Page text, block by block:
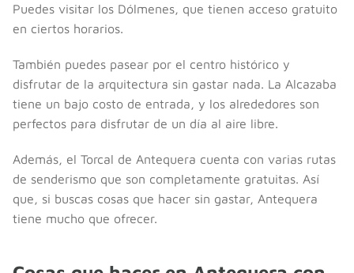
Puedes visitar los Dólmenes, que tienen acceso gratuito
en ciertos horarios.
También puedes pasear por el centro histórico y
disfrutar de la arquitectura sin gastar nada. La Alcazaba
tiene un bajo costo de entrada, y los alrededores son
perfectos para disfrutar de un día al aire libre.
Además, el Torcal de Antequera cuenta con varias rutas
de senderismo que son completamente gratuitas. Así
que, si buscas cosas que hacer sin gastar, Antequera
tiene mucho que ofrecer.